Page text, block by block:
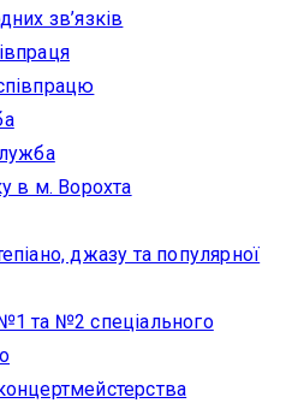
зв’язків
в м. Ворохта
джазу та популярної
та №2 спеціального